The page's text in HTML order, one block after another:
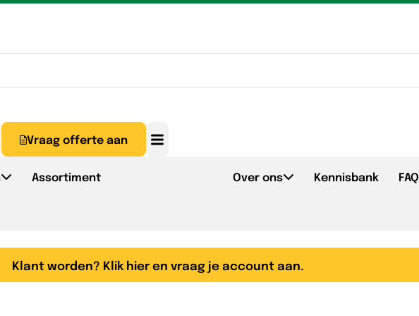
Vraag offerte aan
Assortiment Over ons Kennisbank FAQ
Klant worden? Klik hier en vraag je account aan.